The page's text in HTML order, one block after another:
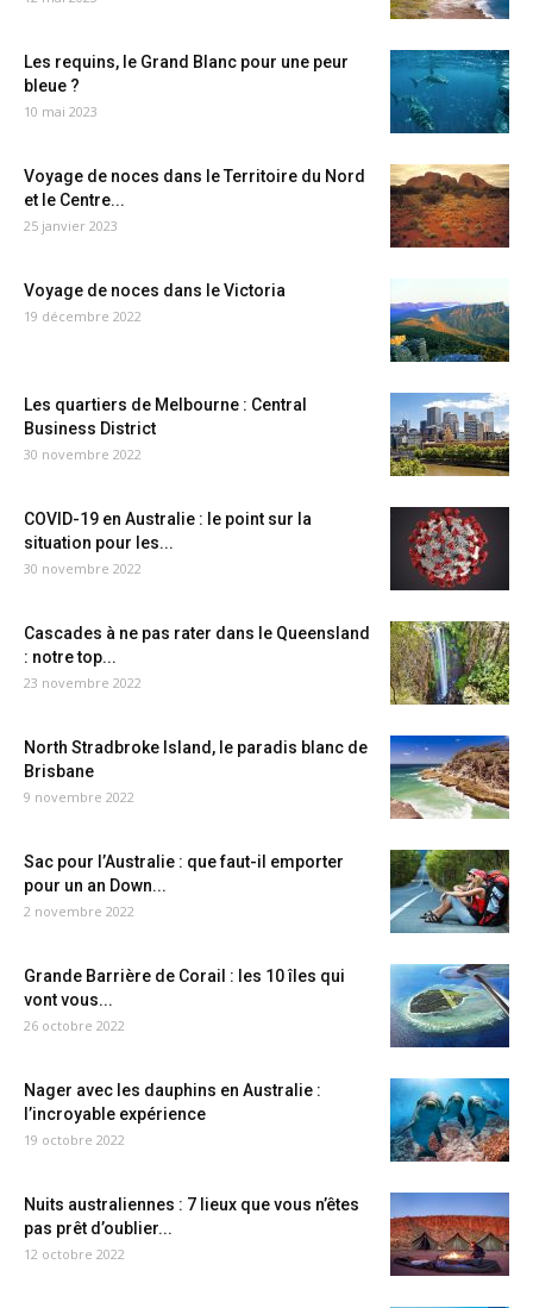
Les requins, le Grand Blanc pour une peur
bleue ?
10 mai 2023
Voyage de noces dans le Territoire du Nord
et le Centre...
25 janvier 2023
Voyage de noces dans le Victoria
19 décembre 2022
Les quartiers de Melbourne : Central
Business District
30 novembre 2022
COVID-19 en Australie : le point sur la
situation pour les...
30 novembre 2022
Cascades à ne pas rater dans le Queensland
: notre top...
23 novembre 2022
North Stradbroke Island, le paradis blanc de
Brisbane
9 novembre 2022
Sac pour l’Australie : que faut-il emporter
pour un an Down...
2 novembre 2022
Grande Barrière de Corail : les 10 îles qui
vont vous...
26 octobre 2022
Nager avec les dauphins en Australie :
l’incroyable expérience
19 octobre 2022
Nuits australiennes : 7 lieux que vous n’êtes
pas prêt d’oublier...
12 octobre 2022